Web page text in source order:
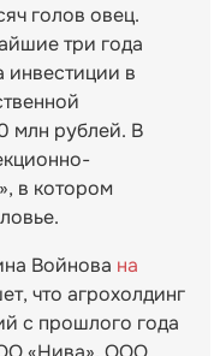
голов овец.
три года
инвестиции в
млн рублей. В
в котором
Войнова на
что агрохолдинг
с прошлого года